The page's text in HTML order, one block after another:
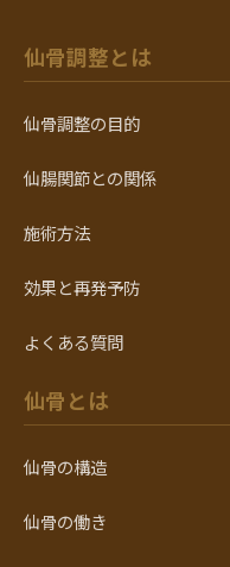
仙骨調整とは
仙骨調整の目的
仙腸関節との関係
施術方法
効果と再発予防
よくある質問
仙骨とは
仙骨の構造
仙骨の働き